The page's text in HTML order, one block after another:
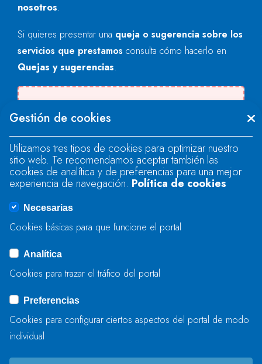
nosotros.
Si quieres presentar una queja o sugerencia sobre los
servicios que prestamos consulta cómo hacerlo en
Quejas y sugerencias.
"text".
Se produjo un error al cargar el campo
"text".
Se produjo un error al cargar el campo
ENVIAR
Gestión de cookies
Utilizamos tres tipos de cookies para optimizar nuestro
sitio web. Te recomendamos aceptar también las
cookies de analítica y de preferencias para una mejor
experiencia de navegación. Política de cookies
Necesarias
Cookies básicas para que funcione el portal
Analítica
Cookies para trazar el tráfico del portal
Preferencias
Cookies para configurar ciertos aspectos del portal de modo
individual